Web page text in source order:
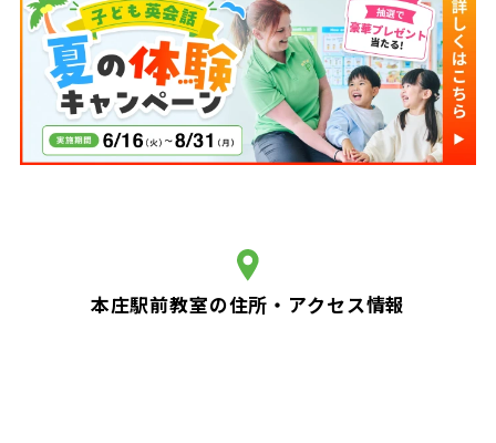
本庄駅前教室の住所・アクセス情報